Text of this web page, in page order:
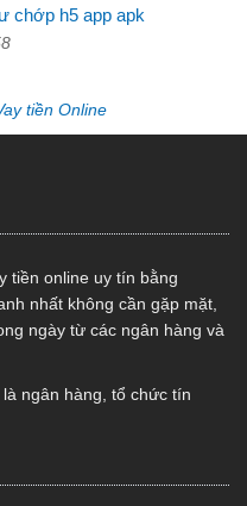
chớp h5 app apk
tiền Online
tiền online uy tín bằng
nhất không cần gặp mặt,
ngày từ các ngân hàng và
ngân hàng, tổ chức tín